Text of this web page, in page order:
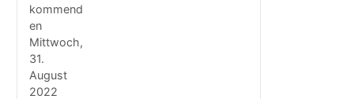
kommend
en
Mittwoch,
31.
August
2022